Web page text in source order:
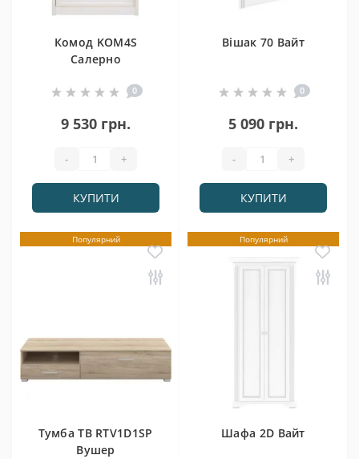
Комод KOM4S
Салерно
0
9 530 грн.
- +
КУПИТИ
Вішак 70 Вайт
0
5 090 грн.
- +
КУПИТИ
Популярний
Тумба ТВ RTV1D1SP
Вушер
Популярний
Шафа 2D Вайт